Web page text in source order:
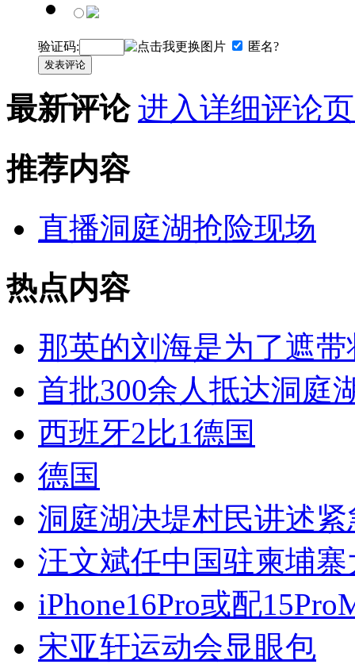
验证码: 匿名?
发表评论
最新评论 进入详细评论
推荐内容
直播洞庭湖抢险现场
热点内容
那英的刘海是为了遮
首批300余人抵达洞庭
西班牙2比1德国
德国
洞庭湖决堤村民讲述
汪文斌任中国驻柬埔寨
iPhone16Pro或配
宋亚轩运动会显眼包